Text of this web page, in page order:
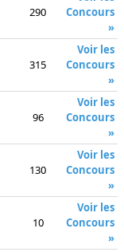
290
Concours
»
315
Voir les
Concours
»
96
Voir les
Concours
»
130
Voir les
Concours
»
10
Voir les
Concours
»